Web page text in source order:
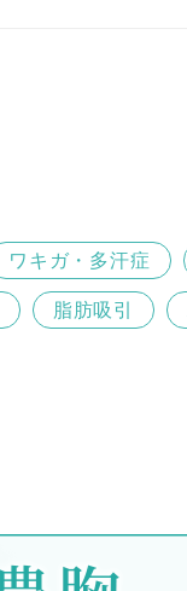
ワキガ・多汗症
脂肪吸引